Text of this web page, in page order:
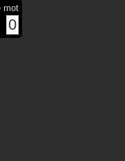
mot
0